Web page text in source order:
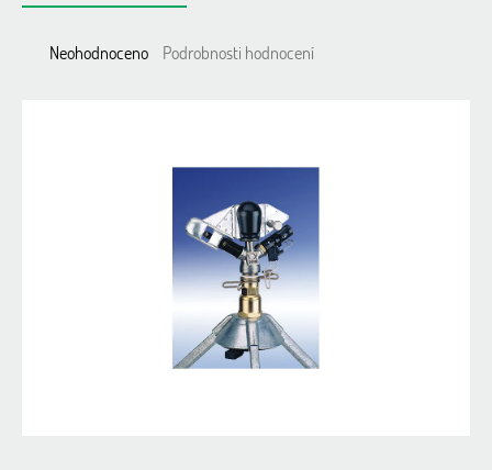
Průměrné
Neohodnoceno Podrobnosti hodnocení